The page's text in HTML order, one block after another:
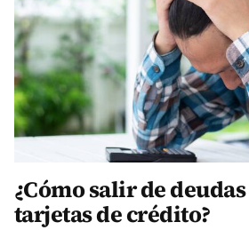
¿Cómo salir de
tarjetas de crédito?